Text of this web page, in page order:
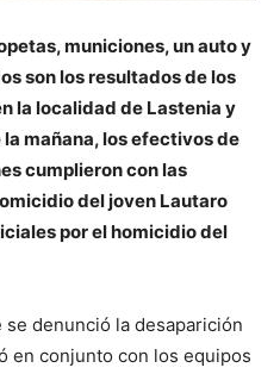
municiones, un auto y
son los resultados de los
la localidad de Lastenia y
la mañana, los efectivos de
cumplieron con las
del joven Lautaro
por el homicidio del
denunció la desaparición
en conjunto con los equipos